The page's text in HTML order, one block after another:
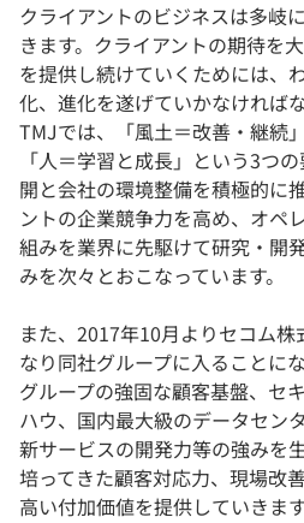
クライアントのビジネスは多岐
きます。クライアントの期待を
を提供し続けていくためには、
化、進化を遂げていかなければ
TMJでは、「風土＝改善・継続
「人＝学習と成長」という3つ
開と会社の環境整備を積極的に
ントの企業競争力を高め、オペ
組みを業界に先駆けて研究・開
みを次々とおこなっています。
また、2017年10月よりセコム
なり同社グループに入ることに
グループの強固な顧客基盤、セ
ハウ、国内最大級のデータセン
新サービスの開発力等の強みを
培ってきた顧客対応力、現場改
高い付加価値を提供していきます